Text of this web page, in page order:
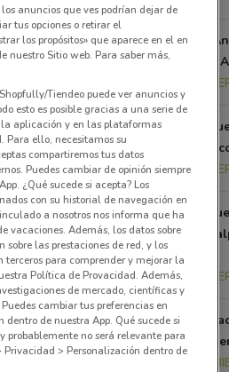
Av. Miguel
Parque San
Av. De las
7.9 km
Fracc,
53920
(méxico)
8.8 km
Av.
Col. Vista
anuncios que ves podrían dejar de
tus opciones o retirar el
los propósitos» que aparece en el en
nuestro Sitio web. Para saber más,
Tiendeo puede ver anuncios y
esto es posible gracias a una serie de
aplicación y en las plataformas
Para ello, necesitamos su
compartiremos tus datos
Puedes cambiar de opinión siempre
¿Qué sucede si acepta? Los
con su historial de navegación en
a nosotros nos informa que ha
vacaciones. Además, los datos sobre
las prestaciones de red, y los
para comprender y mejorar la
Política de Provacidad. Además,
de mercado, científicas y
cambiar tus preferencias en
de nuestra App. Qué sucede si
probablemente no será relevante para
> Personalización dentro de